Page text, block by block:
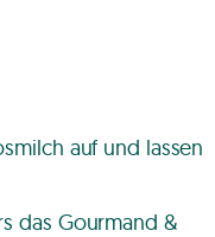
auf und lassen
das Gourmand &